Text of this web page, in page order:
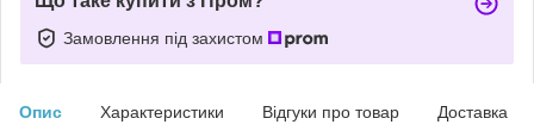
Замовлення під захистом
Опис Характеристики Відгуки про товар Доставка